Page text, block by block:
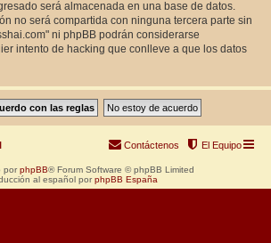
será almacenada en una base de datos.
no será compartida con ninguna tercera parte sin
ni phpBB podrán considerarse
intento de hacking que conlleve a que los datos
El Equipo
Contáctenos
por phpBB® Forum Software © phpBB Limited
al español por phpBB España